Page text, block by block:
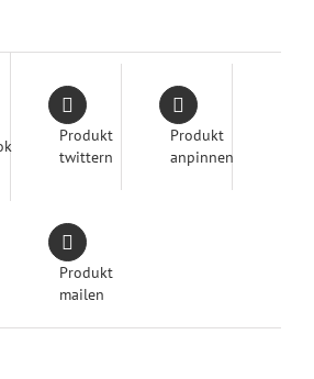
Produkt
twittern
Produkt
anpinnen
Produkt
mailen